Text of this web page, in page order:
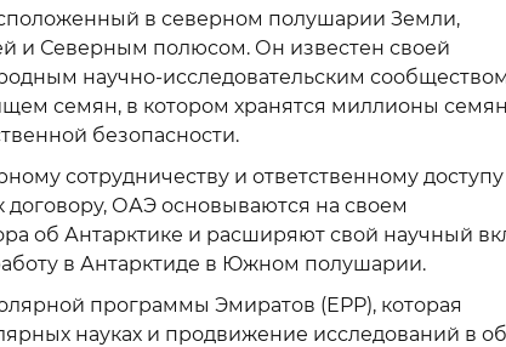
в северном полушарии Земли,
и Северным полюсом. Он известен своей
научно-исследовательским
семян, в котором хранятся миллионы
безопасности.
сотрудничеству и ответственному доступу
договору, ОАЭ основываются на своем
об Антарктике и расширяют свой научный
в Антарктиде в Южном полушарии.
программы Эмиратов (EPP), которая
науках и продвижение исследований в